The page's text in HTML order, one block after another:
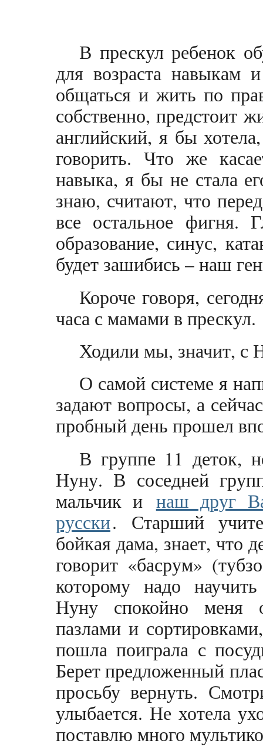
В прескул ребенок
для возраста навыкам
общаться и жить по
собственно, предстоит
английский, я бы
говорить. Что же
навыка, я бы не стала
знаю, считают, что
все остальное фигня.
образование, синус,
будет зашибись – наш
Короче говоря,
часа с мамами в прескул.
Ходили мы, значит, с
О самой системе я
задают вопросы, а
пробный день прошел
В группе 11 деток,
Нуну. В соседней
мальчик и наш друг
русски. Старший
бойкая дама, знает, что
говорит «басрум»
которому надо
Нуну спокойно меня
пазлами и
пошла поиграла с
Берет предложенный
просьбу вернуть.
улыбается. Не хотела
поставлю много